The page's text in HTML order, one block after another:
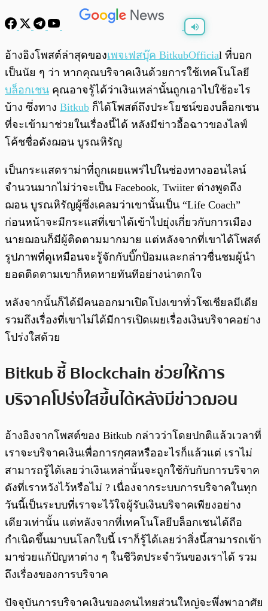
พร้อมเล่น 0:00
อ้างอิงโพสต์ล่าสุดของเพจเฟสบุ๊ค BitkubOfficial ที่บอก
เป็นนัย ๆ ว่า หากคุณบริจาคเงินด้วยการใช้เทคโนโลยี
บล็อกเชน คุณอาจรู้ได้ว่าเงินเหล่านั้นถูกเอาไปใช้อะไร
บ้าง ซึ่งทาง Bitkub ก็ได้โพสต์ถึงประโยชน์ของบล็อกเชน
ที่จะเข้ามาช่วยในเรื่องนี้ได้ หลังมีข่าวอื้อฉาวของไลฟ์
โค้ชชื่อดังฌอน บูรณหิรัญ
เป็นกระแสดราม่าที่ถูกเผยแพร่ไปในช่องทางออนไลน์
จำนวนมากไม่ว่าจะเป็น Facebook, Twiiter ต่างพูดถึง
ฌอน บูรณหิรัญผู้ซึ่งเคลมว่าเขานั้นเป็น “Life Coach”
ก่อนหน้าจะมีกระแสที่เขาได้เข้าไปยุ่งเกี่ยวกับการเมือง
นายฌอนก็มีผู้ติดตามมากมาย แต่หลังจากที่เขาได้โพสต์
รูปภาพที่ดูเหมือนจะรู้จักกับบิ๊กป้อมและกล่าวชื่นชมผู้นำ
ยอดติดตามเขาก็หดหายทันทีอย่างน่าตกใจ
หลังจากนั้นก็ได้มีคนออกมาเปิดโปงเขาทั่วโซเชียลมีเดีย
รวมถึงเรื่องที่เขาไม่ได้มีการเปิดเผยเรื่องเงินบริจาคอย่าง
โปร่งใสด้วย
Bitkub ชี้ Blockchain ช่วยให้การ
บริจาคโปร่งใสขึ้นได้หลังมีข่าวฌอน
อ้างอิงจากโพสต์ของ Bitkub กล่าวว่าโดยปกติแล้วเวลาที่
เราจะบริจาคเงินเพื่อการกุศลหรืออะไรก็แล้วแต่ เราไม่
สามารถรู้ได้เลยว่าเงินเหล่านั้นจะถูกใช้กับกับการบริจาค
ดังที่เราหวังไว้หรือไม่ ? เนื่องจากระบบการบริจาคในทุก
วันนี้เป็นระบบที่เราจะไว้ใจผู้รับเงินบริจาคเพียงอย่าง
เดียวเท่านั้น แต่หลังจากที่เทคโนโลยีบล็อกเชนได้ถือ
กำเนิดขึ้นมาบนโลกใบนี้ เราก็รู้ได้เลยว่าสิ่งนี้สามารถเข้า
มาช่วยแก้ปัญหาต่าง ๆ ในชีวิตประจำวันของเราได้ รวม
ถึงเรื่องของการบริจาค
ปัจจุบันการบริจาคเงินของคนไทยส่วนใหญ่จะพึ่งพาอาศัย